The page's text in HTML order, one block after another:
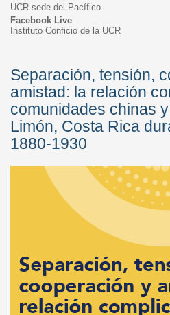
UCR sede del Pacífico
Facebook Live
Instituto Conficio de la UCR
Separación, tensión,
amistad: la relación
comunidades chinas
Limón, Costa Rica
1880-1930